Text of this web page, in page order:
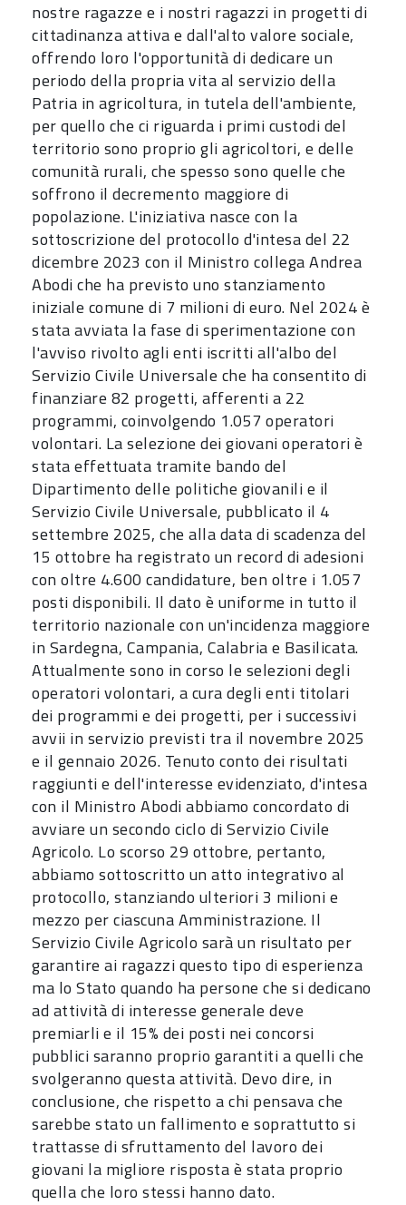
nostre ragazze e i nostri ragazzi in progetti di
cittadinanza attiva e dall'alto valore sociale,
offrendo loro l'opportunità di dedicare un
periodo della propria vita al servizio della
Patria in agricoltura, in tutela dell'ambiente,
per quello che ci riguarda i primi custodi del
territorio sono proprio gli agricoltori, e delle
comunità rurali, che spesso sono quelle che
soffrono il decremento maggiore di
popolazione. L'iniziativa nasce con la
sottoscrizione del protocollo d'intesa del 22
dicembre 2023 con il Ministro collega Andrea
Abodi che ha previsto uno stanziamento
iniziale comune di 7 milioni di euro. Nel 2024 è
stata avviata la fase di sperimentazione con
l'avviso rivolto agli enti iscritti all'albo del
Servizio Civile Universale che ha consentito di
finanziare 82 progetti, afferenti a 22
programmi, coinvolgendo 1.057 operatori
volontari. La selezione dei giovani operatori è
stata effettuata tramite bando del
Dipartimento delle politiche giovanili e il
Servizio Civile Universale, pubblicato il 4
settembre 2025, che alla data di scadenza del
15 ottobre ha registrato un record di adesioni
con oltre 4.600 candidature, ben oltre i 1.057
posti disponibili. Il dato è uniforme in tutto il
territorio nazionale con un'incidenza maggiore
in Sardegna, Campania, Calabria e Basilicata.
Attualmente sono in corso le selezioni degli
operatori volontari, a cura degli enti titolari
dei programmi e dei progetti, per i successivi
avvii in servizio previsti tra il novembre 2025
e il gennaio 2026. Tenuto conto dei risultati
raggiunti e dell'interesse evidenziato, d'intesa
con il Ministro Abodi abbiamo concordato di
avviare un secondo ciclo di Servizio Civile
Agricolo. Lo scorso 29 ottobre, pertanto,
abbiamo sottoscritto un atto integrativo al
protocollo, stanziando ulteriori 3 milioni e
mezzo per ciascuna Amministrazione. Il
Servizio Civile Agricolo sarà un risultato per
garantire ai ragazzi questo tipo di esperienza
ma lo Stato quando ha persone che si dedicano
ad attività di interesse generale deve
premiarli e il 15% dei posti nei concorsi
pubblici saranno proprio garantiti a quelli che
svolgeranno questa attività. Devo dire, in
conclusione, che rispetto a chi pensava che
sarebbe stato un fallimento e soprattutto si
trattasse di sfruttamento del lavoro dei
giovani la migliore risposta è stata proprio
quella che loro stessi hanno dato.